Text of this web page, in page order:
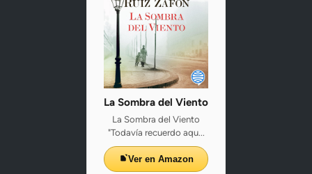
La Sombra del Viento
La Sombra del Viento
"Todavía recuerdo aqu...
Ver en Amazon